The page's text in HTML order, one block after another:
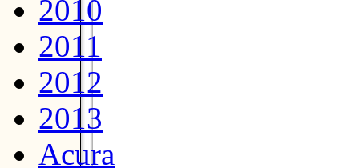
2010
2011
2012
2013
Acura